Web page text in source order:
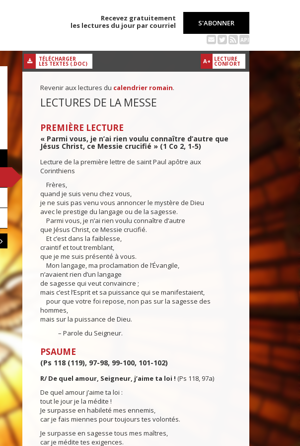
Recevez gratuitement
les lectures du jour par courriel
S'ABONNER
API
A+ LECTURE
CONFORT
TÉLÉCHARGER
LES TEXTES (.DOC)
Revenir aux lectures du calendrier romain.
LECTURES DE LA MESSE
PREMIÈRE LECTURE
« Parmi vous, je n’ai rien voulu connaître d’autre que
Jésus Christ, ce Messie crucifié » (1 Co 2, 1-5)
Lecture de la première lettre de saint Paul apôtre aux
Corinthiens
Frères,
quand je suis venu chez vous,
je ne suis pas venu vous annoncer le mystère de Dieu
avec le prestige du langage ou de la sagesse.
Parmi vous, je n’ai rien voulu connaître d’autre
que Jésus Christ, ce Messie crucifié.
Et c’est dans la faiblesse,
craintif et tout tremblant,
que je me suis présenté à vous.
Mon langage, ma proclamation de l’Évangile,
n’avaient rien d’un langage
de sagesse qui veut convaincre ;
mais c’est l’Esprit et sa puissance qui se manifestaient,
pour que votre foi repose, non pas sur la sagesse des
hommes,
mais sur la puissance de Dieu.
– Parole du Seigneur.
PSAUME
(Ps 118 (119), 97-98, 99-100, 101-102)
R/ De quel amour, Seigneur, j’aime ta loi ! (Ps 118, 97a)
De quel amour j’aime ta loi :
tout le jour je la médite !
Je surpasse en habileté mes ennemis,
car je fais miennes pour toujours tes volontés.
Je surpasse en sagesse tous mes maîtres,
car je médite tes exigences.